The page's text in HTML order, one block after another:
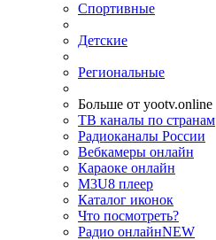
Спортивные
Детские
Региональные
Больше от yootv.online
ТВ каналы по странам
Радиоканалы России
Вебкамеры онлайн
Караоке онлайн
M3U8 плеер
Каталог иконок
Что посмотреть?
Радио онлайнNEW